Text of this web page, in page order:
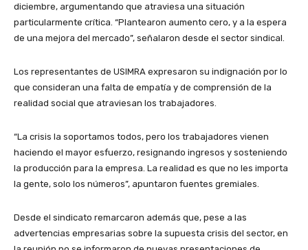
diciembre, argumentando que atraviesa una situación
particularmente crítica. “Plantearon aumento cero, y a la espera
de una mejora del mercado”, señalaron desde el sector sindical.
Los representantes de USIMRA expresaron su indignación por lo
que consideran una falta de empatía y de comprensión de la
realidad social que atraviesan los trabajadores.
“La crisis la soportamos todos, pero los trabajadores vienen
haciendo el mayor esfuerzo, resignando ingresos y sosteniendo
la producción para la empresa. La realidad es que no les importa
la gente, solo los números”, apuntaron fuentes gremiales.
Desde el sindicato remarcaron además que, pese a las
advertencias empresarias sobre la supuesta crisis del sector, en